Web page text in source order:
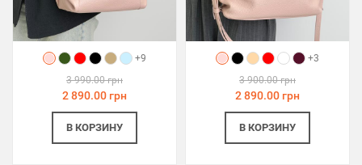
+9
3 990.00 грн
2 890.00 грн
В КОРЗИНУ
+3
3 900.00 грн
2 890.00 грн
В КОРЗИНУ